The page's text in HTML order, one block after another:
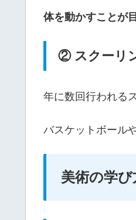
体を動かすことが
② スクーリ
年に数回行われる
バスケットボール
美術の学